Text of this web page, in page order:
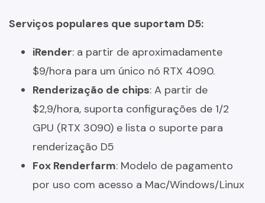
Serviços populares que suportam D5:
iRender: a partir de aproximadamente
$9/hora para um único nó RTX 4090.
Renderização de chips: A partir de
$2,9/hora, suporta configurações de 1/2
GPU (RTX 3090) e lista o suporte para
renderização D5
Fox Renderfarm: Modelo de pagamento
por uso com acesso a Mac/Windows/Linux